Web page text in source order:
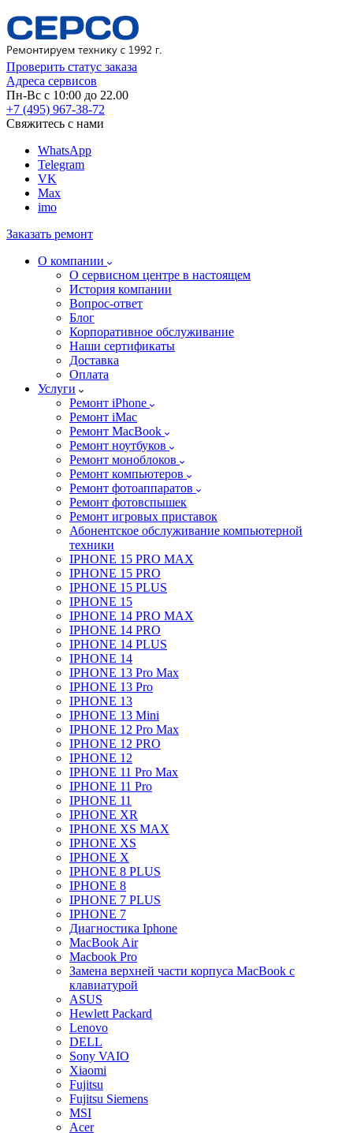
Проверить статус заказа
Адреса сервисов
Пн-Вс с 10:00 до 22.00
+7 (495) 967-38-72
Свяжитесь с нами
WhatsApp
Telegram
VK
Max
imo
Заказать ремонт
О компании
О сервисном центре в настоящем
История компании
Вопрос-ответ
Блог
Корпоративное обслуживание
Наши сертификаты
Доставка
Оплата
Услуги
Ремонт iPhone
Ремонт iMac
Ремонт MacBook
Ремонт ноутбуков
Ремонт моноблоков
Ремонт компьютеров
Ремонт фотоаппаратов
Ремонт фотовспышек
Ремонт игровых приставок
Абонентское обслуживание компьютерной
техники
IPHONE 15 PRO MAX
IPHONE 15 PRO
IPHONE 15 PLUS
IPHONE 15
IPHONE 14 PRO MAX
IPHONE 14 PRO
IPHONE 14 PLUS
IPHONE 14
IPHONE 13 Pro Max
IPHONE 13 Pro
IPHONE 13
IPHONE 13 Mini
IPHONE 12 Pro Max
IPHONE 12 PRO
IPHONE 12
IPHONE 11 Pro Max
IPHONE 11 Pro
IPHONE 11
IPHONE XR
IPHONE XS MAX
IPHONE XS
IPHONE X
IPHONE 8 PLUS
IPHONE 8
IPHONE 7 PLUS
IPHONE 7
Диагностика Iphone
MacBook Air
Macbook Pro
Замена верхней части корпуса MacBook с
клавиатурой
ASUS
Hewlett Packard
Lenovo
DELL
Sony VAIO
Xiaomi
Fujitsu
Fujitsu Siemens
MSI
Acer